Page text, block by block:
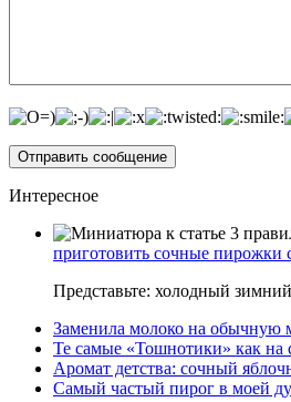
Интересное
приготовить сочные пирожки
Представьте: холодный
Заменила молоко на обычную
Те самые «Тошнотики» как на
Аромат детства: сочный
Самый частый пирог в моей